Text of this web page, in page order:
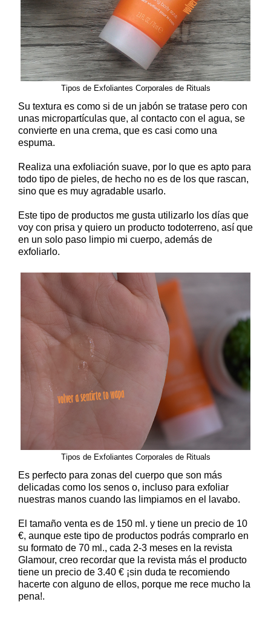
Tipos de Exfoliantes Corporales de Rituals
Su textura es como si de un jabón se tratase pero con
unas micropartículas que, al contacto con el agua, se
convierte en una crema, que es casi como una
espuma.
Realiza una exfoliación suave, por lo que es apto para
todo tipo de pieles, de hecho no es de los que rascan,
sino que es muy agradable usarlo.
Este tipo de productos me gusta utilizarlo los días que
voy con prisa y quiero un producto todoterreno, así que
en un solo paso limpio mi cuerpo, además de
exfoliarlo.
Tipos de Exfoliantes Corporales de Rituals
Es perfecto para zonas del cuerpo que son más
delicadas como los senos o, incluso para exfoliar
nuestras manos cuando las limpiamos en el lavabo.
El tamaño venta es de 150 ml. y tiene un precio de 10
€, aunque este tipo de productos podrás comprarlo en
su formato de 70 ml., cada 2-3 meses en la revista
Glamour, creo recordar que la revista más el producto
tiene un precio de 3.40 € ¡sin duda te recomiendo
hacerte con alguno de ellos, porque me rece mucho la
pena!.